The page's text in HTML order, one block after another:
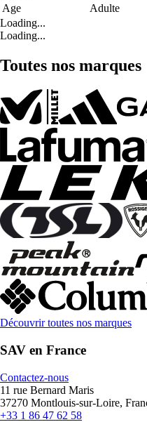
Age
Adulte
Loading...
Loading...
Toutes nos marques
Découvrir toutes nos marques
SAV en France
Contactez-nous
11 rue Bernard Maris
37270 Montlouis-sur-Loire,
+33 1 86 47 62 58